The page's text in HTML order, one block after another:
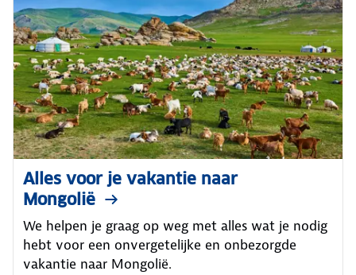
Alles voor je vakantie naar
Mongolië
We helpen je graag op weg met alles wat je nodig
hebt voor een onvergetelijke en onbezorgde
vakantie naar Mongolië.